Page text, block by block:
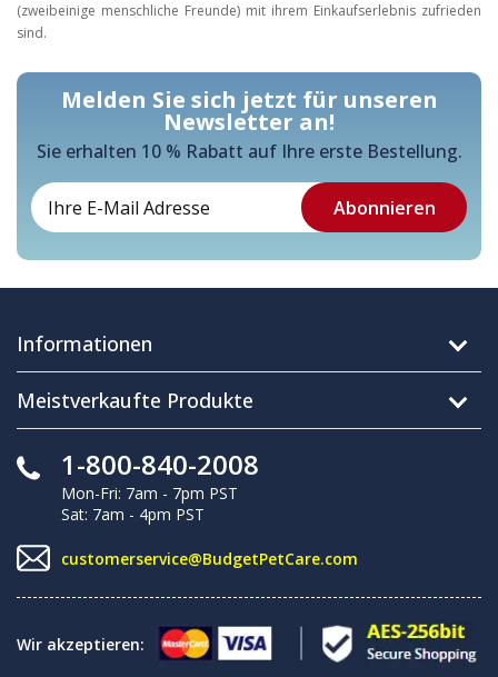
(zweibeinige menschliche Freunde) mit ihrem Einkaufserlebnis zufrieden
sind.
Melden Sie sich jetzt für unseren
Newsletter an!
Sie erhalten 10 % Rabatt auf Ihre erste Bestellung.
Informationen
Meistverkaufte Produkte
1-800-840-2008
Mon-Fri: 7am - 7pm PST
Sat: 7am - 4pm PST
customerservice@BudgetPetCare.com
Wir akzeptieren: